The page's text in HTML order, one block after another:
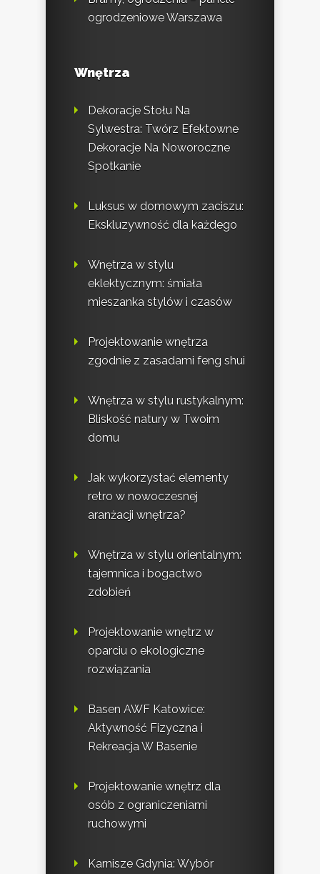
ogrodzeniowe Warszawa
Wnętrza
Dekoracje Stołu Na
Sylwestra: Twórz Efektowne
Dekoracje Na Noworoczne
Spotkanie
Luksus w domowym zaciszu:
Ekskluzywność dla każdego
Wnętrza w stylu
eklektycznym: śmiała
mieszanka stylów i czasów
Projektowanie wnętrza
zgodnie z zasadami feng shui
Wnętrza w stylu rustykalnym:
Bliskość natury w Twoim
domu
Jak wykorzystać elementy
retro w nowoczesnej
aranżacji wnętrza?
Wnętrza w stylu orientalnym:
tajemnica i bogactwo
zdobień
Projektowanie wnętrz w
oparciu o ekologiczne
rozwiązania
Basen AWF Katowice:
Aktywność Fizyczna i
Rekreacja W Basenie
Projektowanie wnętrz dla
osób z ograniczeniami
ruchowymi
Karnisze Gdynia: Wybór